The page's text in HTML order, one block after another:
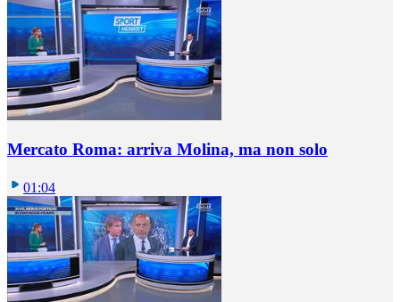
Mercato Roma: arriva Molina, ma non solo
01:04